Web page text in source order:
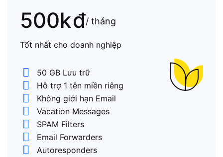
500kđ/ tháng
Tốt nhất cho doanh nghiệp
50 GB Lưu trữ
Hỗ trợ 1 tên miền riêng
Không giới hạn Email
Vacation Messages
SPAM Filters
Email Forwarders
Autoresponders